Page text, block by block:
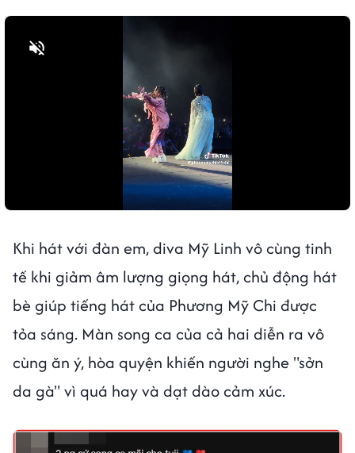
Khi hát với đàn em, diva Mỹ Linh vô cùng tinh
tế khi giảm âm lượng giọng hát, chủ động hát
bè giúp tiếng hát của Phương Mỹ Chi được
tỏa sáng. Màn song ca của cả hai diễn ra vô
cùng ăn ý, hòa quyện khiến người nghe "sởn
da gà" vì quá hay và dạt dào cảm xúc.